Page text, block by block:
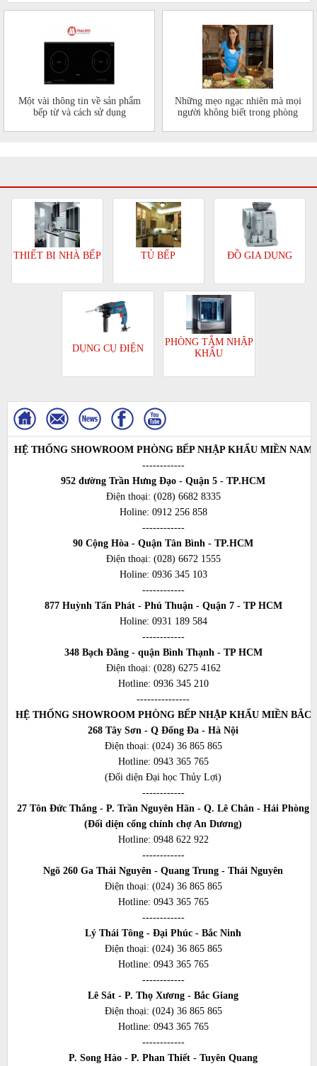
Một vài thông tin về sản phẩm
bếp từ và cách sử dụng
Những mẹo ngạc nhiên mà mọi
người không biết trong phòng
THIẾT BỊ NHÀ BẾP TỦ BẾP ĐỒ GIA DỤNG
DỤNG CỤ ĐIỆN
PHÒNG TẮM NHẬP
KHẨU
HỆ THỐNG SHOWROOM PHÒNG BẾP NHẬP KHẨU MIỀN NAM
------------
952 đường Trần Hưng Đạo - Quận 5 - TP.HCM
Điện thoại: (028) 6682 8335
Holine: 0912 256 858
------------
90 Cộng Hòa - Quận Tân Bình - TP.HCM
Điện thoại: (028) 6672 1555
Holine: 0936 345 103
------------
877 Huỳnh Tấn Phát - Phú Thuận - Quận 7 - TP HCM
Holine: 0931 189 584
------------
348 Bạch Đằng - quận Bình Thạnh - TP HCM
Điện thoại: (028) 6275 4162
Hotline: 0936 345 210
---------------
HỆ THỐNG SHOWROOM PHÒNG BẾP NHẬP KHẨU MIỀN BẮC
268 Tây Sơn - Q Đống Đa - Hà Nội
Điện thoại: (024) 36 865 865
Hotline: 0943 365 765
(Đối diện Đại học Thủy Lợi)
------------
27 Tôn Đức Thắng - P. Trần Nguyên Hãn - Q. Lê Chân - Hải Phòng
(Đối diện cổng chính chợ An Dương)
Hotline: 0948 622 922
------------
Ngõ 260 Ga Thái Nguyên - Quang Trung - Thái Nguyên
Điện thoại: (024) 36 865 865
Hotline: 0943 365 765
------------
Lý Thái Tông - Đại Phúc - Bắc Ninh
Điện thoại: (024) 36 865 865
Hotline: 0943 365 765
------------
Lê Sát - P. Thọ Xương - Bắc Giang
Điện thoại: (024) 36 865 865
Hotline: 0943 365 765
------------
P. Song Hào - P. Phan Thiết - Tuyên Quang